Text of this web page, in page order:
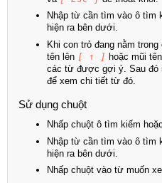
Nhập từ cần tìm vào ô
hiện ra bên dưới.
Khi con trỏ đang nằm
tên lên [ ↑ ] hoặc mũi
các từ được gợi ý. Sau đó
để xem chi tiết từ đó.
Sử dụng chuột
Nhấp chuột ô tìm kiếm
Nhập từ cần tìm vào ô
hiện ra bên dưới.
Nhấp chuột vào từ muốn